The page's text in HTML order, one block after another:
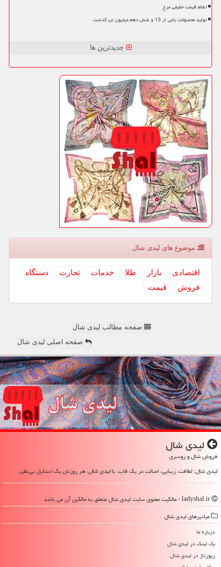
اعلام قیمت حقیقی مرغ
تولید محصولات باغی از 13 و شش دهم میلیون تن گذشت
جدیدترین ها
موضوع های لیدی شال
اقتصادی بازار طلا خدمات تجارت
دستگاه
فروش
قیمت
صفحه مطالب لیدی شال
صفحه اصلی لیدی شال
لیدی شال
فروش شال و روسری
لیدی شال: لطافت، زیبایی، اصالت در یک قاب. بالیدی شال، هر روزتان یک استایل بی‌نظیر.
میانبرهای لیدی شال
درباره ما
بک لینک در لیدی شال
رپورتاژ در لیدی شال